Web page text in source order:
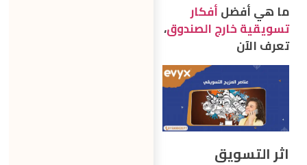
ما هي أفضلأفكار
تسويقية خارج الصندوق،
تعرف الآن
اثر التسويق